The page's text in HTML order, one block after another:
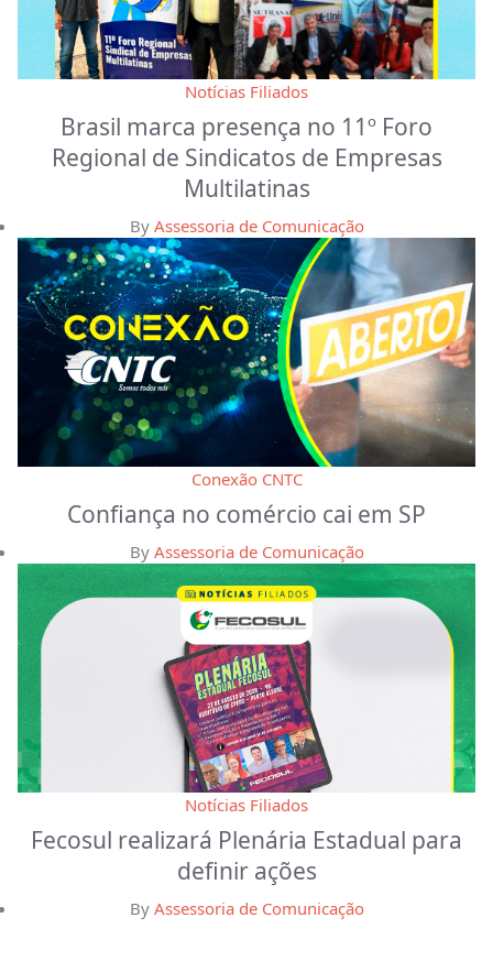
Notícias Filiados
Brasil marca presença no 11º Foro
Regional de Sindicatos de Empresas
Multilatinas
By Assessoria de Comunicação
Conexão CNTC
Confiança no comércio cai em SP
By Assessoria de Comunicação
Notícias Filiados
Fecosul realizará Plenária Estadual para
definir ações
By Assessoria de Comunicação